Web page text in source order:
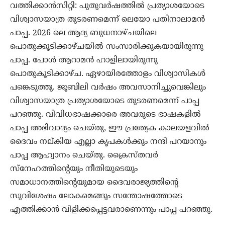
വത്തിക്കാന്‍സിറ്റി: പുതുവര്‍ഷത്തില്‍ പ്രത്യാശയോടെ
വിശ്വാസയാത്ര തുടരണമെന്ന് ലെയോ പതിനാലാമന്‍
പാപ്പ. 2026 ലെ ആദ്യ ബുധനാഴ്ചയിലെ
പൊതുക്കൂടിക്കാഴ്ചയില്‍ സംസാരിക്കുകയായിരുന്നു
പാപ്പ. പോള്‍ ആറാമന്‍ ഹാളിലായിരുന്നു
പൊതുകൂടിക്കാഴ്ച. ഏഴായിരത്തോളം വിശ്വാസികള്‍
പങ്കെടുത്തു. ജൂബിലി വര്‍ഷം അവസാനിച്ചുവെങ്കിലും
വിശ്വാസയാത്ര പ്രത്യാശയോടെ തുടരണമെന്ന് പാപ്പ
പറഞ്ഞു. വിവിധഭാഷക്കാരെ അവരുടെ ഭാഷകളില്‍
പാപ്പ അഭിവാദ്യം ചെയ്തു, ഈ പ്രത്യേക കാലയളവില്‍
ദൈവം നല്കിയ എല്ലാ കൃപകള്‍ക്കും നന്ദി പറയാനും
പാപ്പ ആഹ്വാനം ചെയ്തു. ക്രൈസ്തവര്‍
സ്‌നേഹത്തിന്റെയും നീതിയുടെയും
സമാധാനത്തിന്റെയുമായ ദൈവരാജ്യത്തിന്റെ
സുവിശേഷം ലോകമെങ്ങും സന്തോഷത്തോടെ
എത്തിക്കാന്‍ വിളിക്കപ്പെട്ടവരാണെന്നും പാപ്പ പറഞ്ഞു.